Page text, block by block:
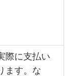
際に支払い
ます。な